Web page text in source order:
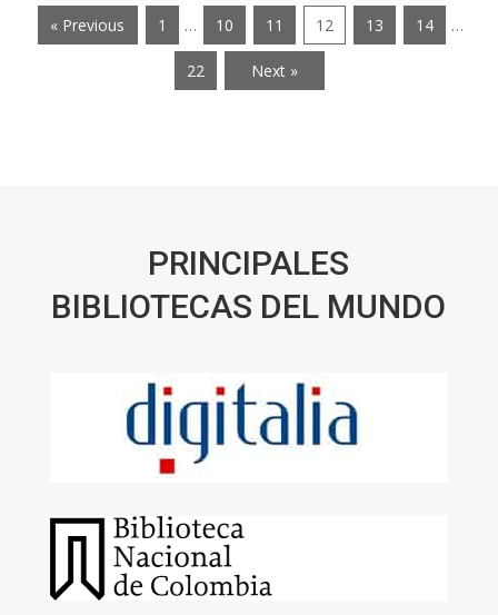
« Previous 1 … 10 11 12 13 14 …
22 Next »
PRINCIPALES
BIBLIOTECAS DEL MUNDO